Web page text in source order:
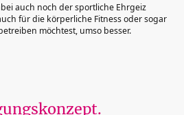
auch noch der sportliche Ehrgeiz
für die körperliche Fitness oder sogar
möchtest, umso besser.